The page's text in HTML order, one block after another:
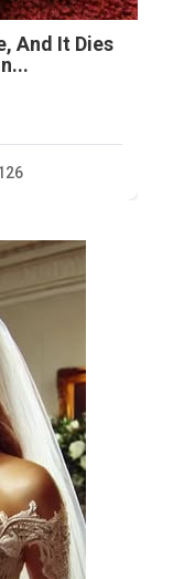
And It Dies